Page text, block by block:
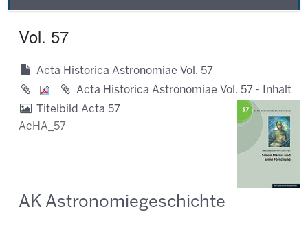
Vol. 57
Acta Historica Astronomiae Vol. 57
Acta Historica Astronomiae Vol. 57 - Inhalt
Titelbild Acta 57
AcHA_57
AK Astronomiegeschichte